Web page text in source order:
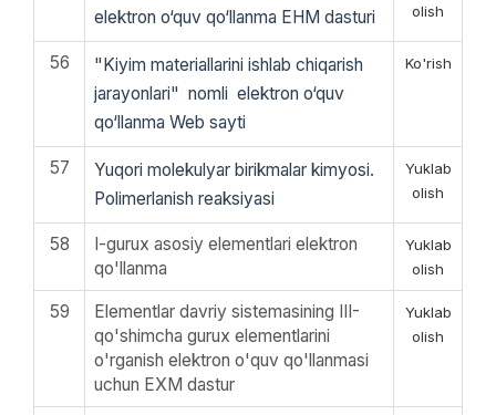
elektron o‘quv qo‘llanma EHM dasturi
olish
56
"Kiyim materiallarini ishlab chiqarish
jarayonlari" nomli elektron o‘quv
qo‘llanma Web sayti
Ko'rish
57
Yuqori molekulyar birikmalar kimyosi.
Polimerlanish reaksiyasi
Yuklab
olish
58
I-gurux asosiy elementlari elektron
qo'llanma
Yuklab
olish
59
Elementlar davriy sistemasining III-
qo'shimcha gurux elementlarini
o'rganish elektron o'quv qo'llanmasi
uchun EXM dastur
Yuklab
olish